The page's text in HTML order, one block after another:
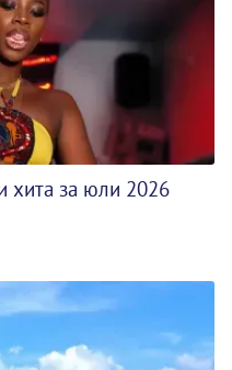
хита за юли 2026